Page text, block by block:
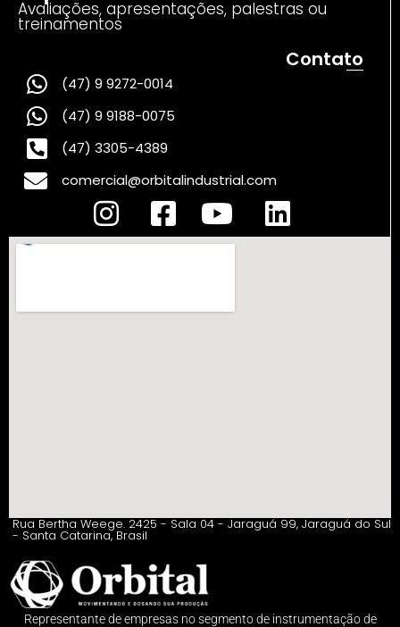
Avaliações, apresentações, palestras ou
treinamentos
Contato
(47) 9 9272-0014
(47) 9 9188-0075
(47) 3305-4389
comercial@orbitalindustrial.com
Rua Bertha Weege. 2425 - Sala 04 - Jaraguá 99, Jaraguá do Sul
- Santa Catarina, Brasil
Representante de empresas no segmento de instrumentação de